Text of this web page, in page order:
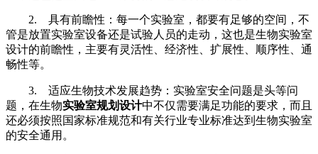
2. 具有前瞻性：每一个实验室，都要有足够的空间，不
管是放置实验室设备还是试验人员的走动，这也是生物实验室
设计的前瞻性，主要有灵活性、经济性、扩展性、顺序性、通
畅性等。
3. 适应生物技术发展趋势：实验室安全问题是头等问
题，在生物实验室规划设计中不仅需要满足功能的要求，而且
还必须按照国家标准规范和有关行业专业标准达到生物实验室
的安全通用。